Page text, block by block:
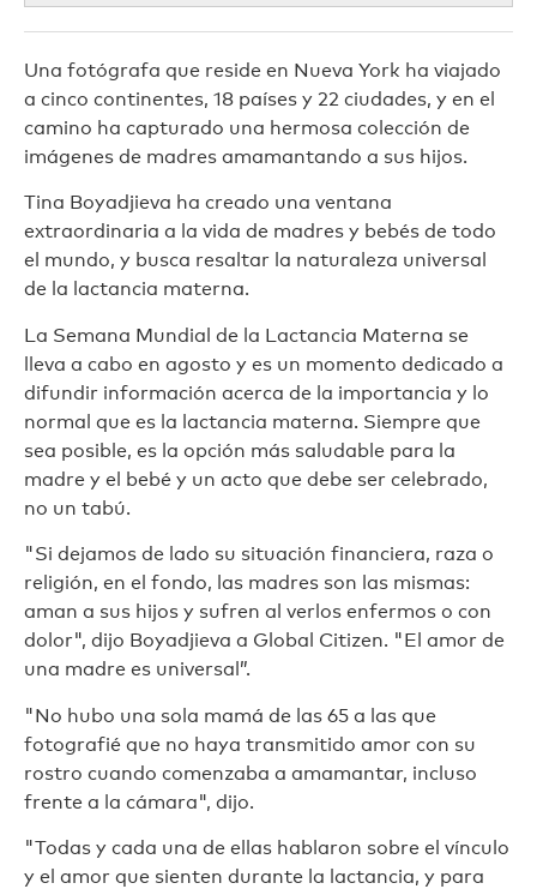
Una fotógrafa que reside en Nueva York ha viajado
a cinco continentes, 18 países y 22 ciudades, y en el
camino ha capturado una hermosa colección de
imágenes de madres amamantando a sus hijos.
Tina Boyadjieva ha creado una ventana
extraordinaria a la vida de madres y bebés de todo
el mundo, y busca resaltar la naturaleza universal
de la lactancia materna.
La Semana Mundial de la Lactancia Materna se
lleva a cabo en agosto y es un momento dedicado a
difundir información acerca de la importancia y lo
normal que es la lactancia materna. Siempre que
sea posible, es la opción más saludable para la
madre y el bebé y un acto que debe ser celebrado,
no un tabú.
"Si dejamos de lado su situación financiera, raza o
religión, en el fondo, las madres son las mismas:
aman a sus hijos y sufren al verlos enfermos o con
dolor", dijo Boyadjieva a Global Citizen. "El amor de
una madre es universal”.
"No hubo una sola mamá de las 65 a las que
fotografié que no haya transmitido amor con su
rostro cuando comenzaba a amamantar, incluso
frente a la cámara", dijo.
"Todas y cada una de ellas hablaron sobre el vínculo
y el amor que sienten durante la lactancia, y para